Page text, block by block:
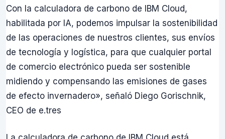
Con la calculadora de carbono de IBM Cloud,
habilitada por IA, podemos impulsar la sostenibilidad
de las operaciones de nuestros clientes, sus envíos
de tecnología y logística, para que cualquier portal
de comercio electrónico pueda ser sostenible
midiendo y compensando las emisiones de gases
de efecto invernadero», señaló Diego Gorischnik,
CEO de e.tres